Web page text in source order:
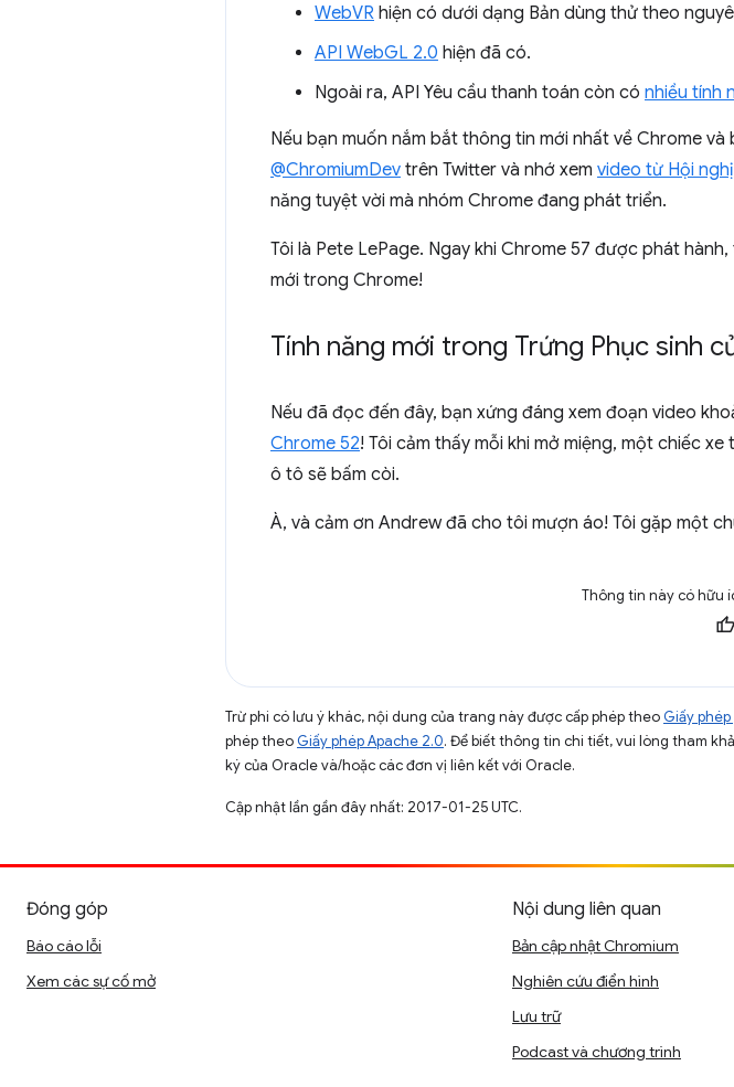
WebVR hiện có dưới dạng Bản dùng thử theo
API WebGL 2.0 hiện đã có.
Ngoài ra, API Yêu cầu thanh toán còn có nhiều tính
Nếu bạn muốn nắm bắt thông tin mới nhất về Chrome
@ChromiumDev trên Twitter và nhớ xem video từ Hội
năng tuyệt vời mà nhóm Chrome đang phát triển.
Tôi là Pete LePage. Ngay khi Chrome 57 được phát
mới trong Chrome!
Tính năng mới trong Trứng Phục sinh
Nếu đã đọc đến đây, bạn xứng đáng xem đoạn video
Chrome 52! Tôi cảm thấy mỗi khi mở miệng, một chiếc
ô tô sẽ bấm còi.
À, và cảm ơn Andrew đã cho tôi mượn áo! Tôi gặp một
Thông tin này có hữu
Trừ phi có lưu ý khác, nội dung của trang này được cấp phép theo Giấy
phép theo Giấy phép Apache 2.0. Để biết thông tin chi tiết, vui lòng tham
ký của Oracle và/hoặc các đơn vị liên kết với Oracle.
Cập nhật lần gần đây nhất: 2017-01-25 UTC.
Đóng góp
Báo cáo lỗi
Xem các sự cố mở
Nội dung liên quan
Bản cập nhật Chromium
Nghiên cứu điển hình
Lưu trữ
Podcast và chương trình